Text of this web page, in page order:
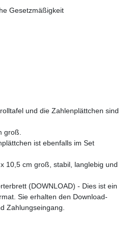
Gesetzmäßigkeit
und die Zahlenplättchen sind
groß.
ist ebenfalls im Set
10,5 cm groß, stabil, langlebig und
(DOWNLOAD) - Dies ist ein
Sie erhalten den Download-
Zahlungseingang.